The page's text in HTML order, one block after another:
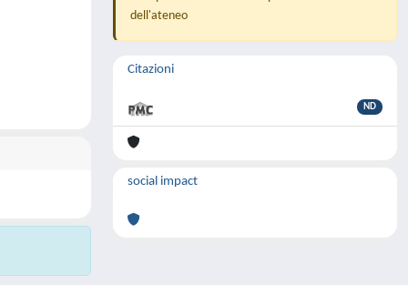
dell'ateneo
Citazioni
ND
social impact